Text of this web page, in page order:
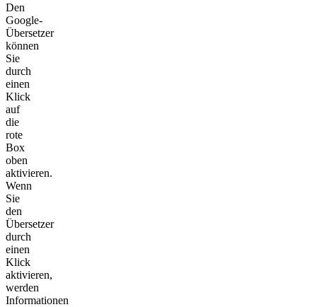
Den
Google-
Übersetzer
können
Sie
durch
einen
Klick
auf
die
rote
Box
oben
aktivieren.
Wenn
Sie
den
Übersetzer
durch
einen
Klick
aktivieren,
werden
Informationen